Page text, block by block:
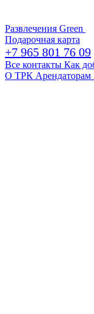
Развлечения Green
Подарочная карта
+7 965 801 76 09
Все контакты Как
О ТРК Арендаторам